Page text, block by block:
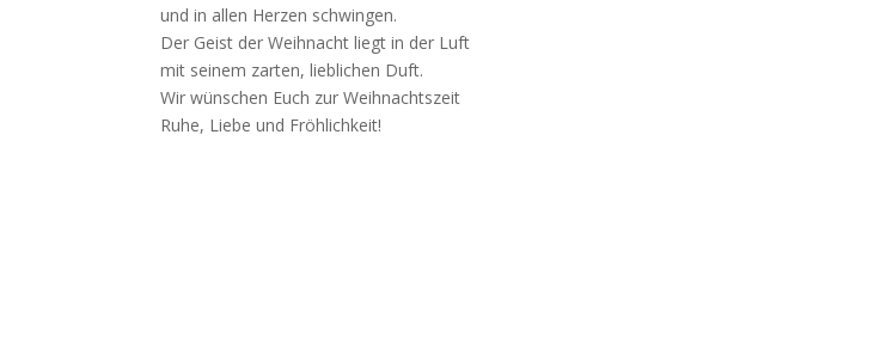
und in allen Herzen schwingen.
Der Geist der Weihnacht liegt in der Luft
mit seinem zarten, lieblichen Duft.
Wir wünschen Euch zur Weihnachtszeit
Ruhe, Liebe und Fröhlichkeit!